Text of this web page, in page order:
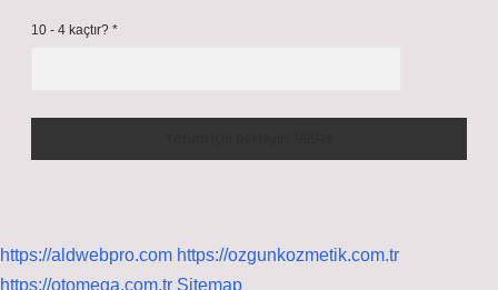
10 - 4 kaçtır? *
https://aldwebpro.com https://ozgunkozmetik.com.tr
https://otomega.com.tr Sitemap